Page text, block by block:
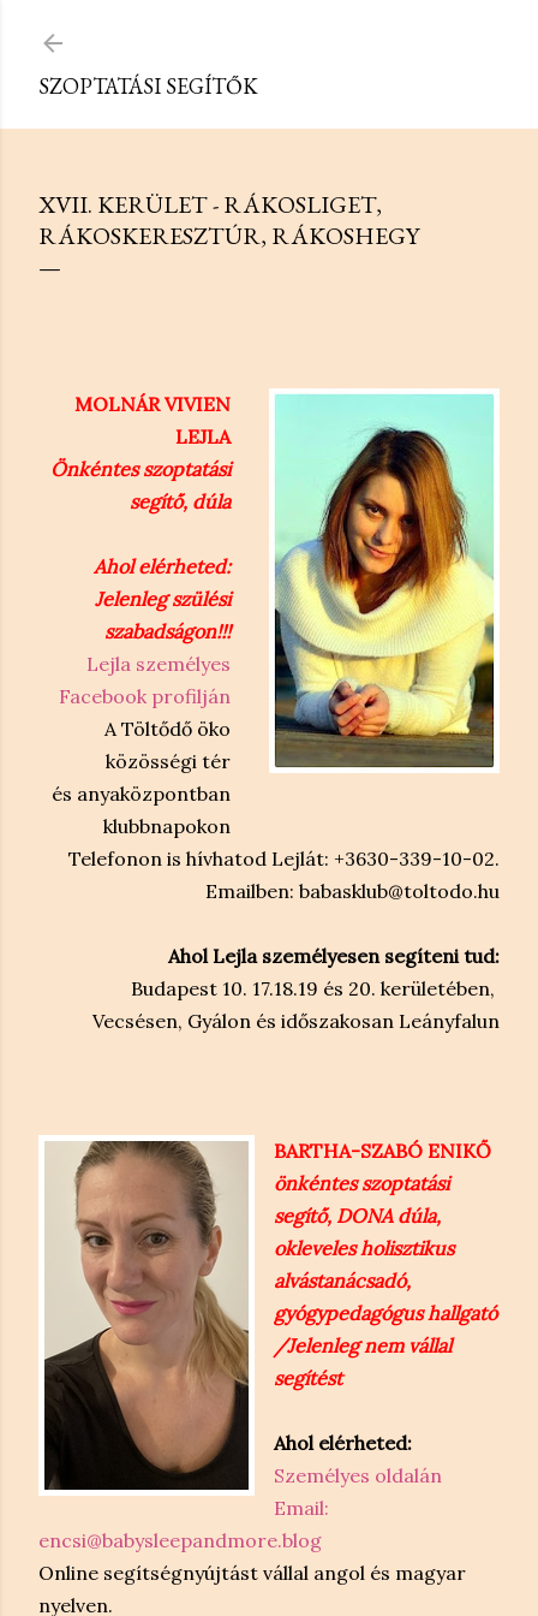
SZOPTATÁSI SEGÍTŐK
XVII. KERÜLET - RÁKOSLIGET,
RÁKOSKERESZTÚR, RÁKOSHEGY
MOLNÁR VIVIEN
LEJLA
Önkéntes szoptatási
segítő, dúla
Ahol elérheted:
Jelenleg szülési
szabadságon!!!
Lejla személyes
Facebook profilján
A Töltődő öko
közösségi tér
és anyaközpontban
klubbnapokon
Telefonon is hívhatod Lejlát: +3630-339-10-02.
Emailben: babasklub@toltodo.hu
Ahol Lejla személyesen segíteni tud:
Budapest 10. 17.18.19 és 20. kerületében,
Vecsésen, Gyálon és időszakosan Leányfalun
BARTHA-SZABÓ ENIKŐ
önkéntes szoptatási
segítő, DONA dúla,
okleveles holisztikus
alvástanácsadó,
gyógypedagógus hallgató
/Jelenleg nem vállal
segítést
Ahol elérheted:
Személyes oldalán
Email:
encsi@babysleepandmore.blog
Online segítségnyújtást vállal angol és magyar
nyelven.